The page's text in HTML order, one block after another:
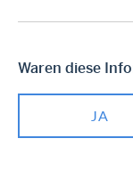
Waren diese
JA